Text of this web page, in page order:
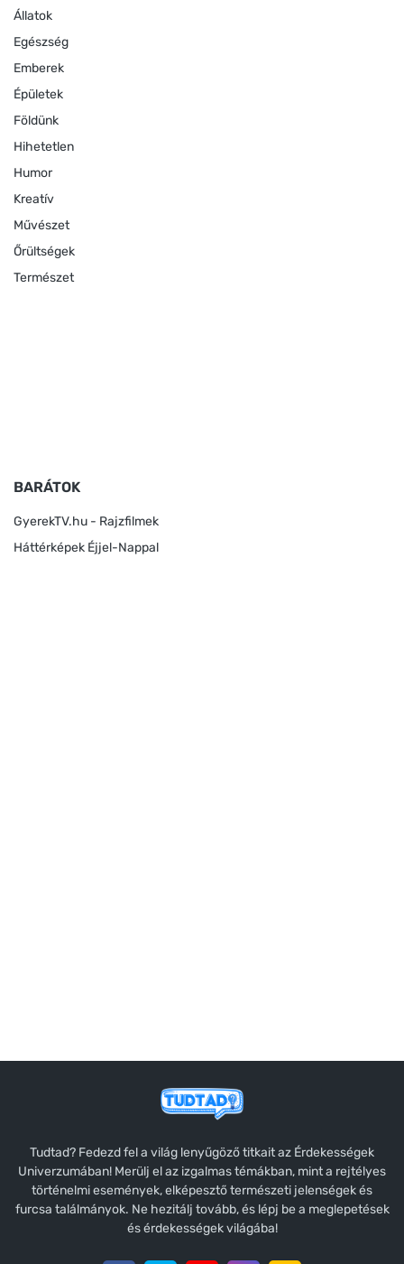
Állatok
Egészség
Emberek
Épületek
Földünk
Hihetetlen
Humor
Kreatív
Művészet
Őrültségek
Természet
BARÁTOK
GyerekTV.hu - Rajzfilmek
Háttérképek Éjjel-Nappal
Tudtad? Fedezd fel a világ lenyűgöző titkait az Érdekességek
Univerzumában! Merülj el az izgalmas témákban, mint a rejtélyes
történelmi események, elképesztő természeti jelenségek és
furcsa találmányok. Ne hezitálj tovább, és lépj be a meglepetések
és érdekességek világába!